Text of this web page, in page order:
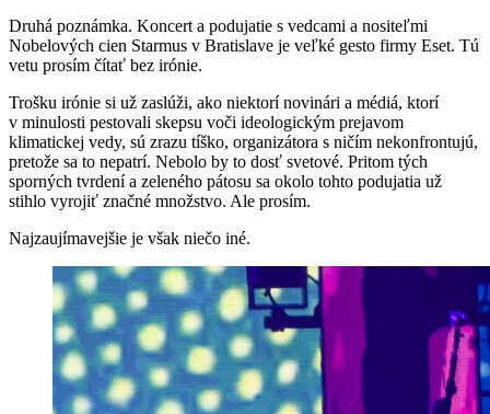
Druhá poznámka. Koncert a podujatie s vedcami a nositeľmi
Nobelových cien Starmus v Bratislave je veľké gesto firmy Eset. Tú
vetu prosím čítať bez irónie.
Trošku irónie si už zaslúži, ako niektorí novinári a médiá, ktorí
v minulosti pestovali skepsu voči ideologickým prejavom
klimatickej vedy, sú zrazu tíško, organizátora s ničím nekonfrontujú,
pretože sa to nepatrí. Nebolo by to dosť svetové. Pritom tých
sporných tvrdení a zeleného pátosu sa okolo tohto podujatia už
stihlo vyrojiť značné množstvo. Ale prosím.
Najzaujímavejšie je však niečo iné.